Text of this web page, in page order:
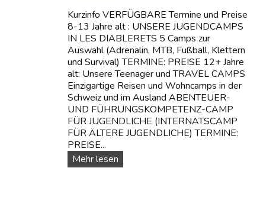
E
I
Z
A
V
E
L
C
a
m
p
s
f
ü
T
e
Kurzinfo VERFÜGBARE Termine und Preise
8-13 Jahre alt : UNSERE JUGENDCAMPS
IN LES DIABLERETS 5 Camps zur
Auswahl (Adrenalin, MTB, Fußball, Klettern
und Survival) TERMINE: PREISE 12+ Jahre
alt: Unsere Teenager und TRAVEL CAMPS
Einzigartige Reisen und Wohncamps in der
Schweiz und im Ausland ABENTEUER-
UND FÜHRUNGSKOMPETENZ-CAMP
FÜR JUGENDLICHE (INTERNATSCAMP
FÜR ÄLTERE JUGENDLICHE) TERMINE:
PREISE...
Mehr lesenU
n